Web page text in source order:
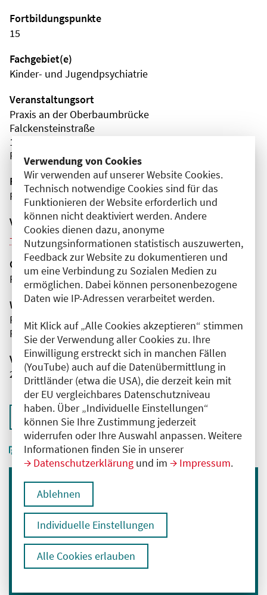
Verwendung von Cookies
Wir verwenden auf unserer Website Cookies.
Technisch notwendige Cookies sind für das
Funktionieren der Website erforderlich und
können nicht deaktiviert werden. Andere
Cookies dienen dazu, anonyme
Nutzungsinformationen statistisch auszuwerten,
Feedback zur Website zu dokumentieren und
um eine Verbindung zu Sozialen Medien zu
ermöglichen. Dabei können personenbezogene
Daten wie IP-Adressen verarbeitet werden.
Mit Klick auf „Alle Cookies akzeptieren“ stimmen
Sie der Verwendung aller Cookies zu. Ihre
Einwilligung erstreckt sich in manchen Fällen
(YouTube) auch auf die Datenübermittlung in
Drittländer (etwa die USA), die derzeit kein mit
der EU vergleichbares Datenschutzniveau
haben. Über „Individuelle Einstellungen“
können Sie Ihre Zustimmung jederzeit
widerrufen oder Ihre Auswahl anpassen. Weitere
Informationen finden Sie in unserer
Datenschutzerklärung und im Impressum.
Ablehnen
Individuelle Einstellungen
Alle Cookies erlauben
Fortbildungspunkte
15
Fachgebiet(e)
Kinder- und Jugendpsychiatrie
Veranstaltungsort
Praxis an der Oberbaumbrücke
Falckensteinstraße
10997 Berlin
Friedrichshain-Kreuzberg
Fortbildungsformat
Präsenz
Veranstaltungsreihe
Weitere Veranstaltungen dieser Reihe (5)
Organisator(en)
Praxis Paidion Berlin
Wissenschaftliche Leitung
Frau Dr. med. Annika Nietzel
Praxis Paidion Berlin
Veranstaltungsnummer
2761102026027940011
Zurück zur Übersicht
Immer informiert bleiben
Melden Sie sich für unseren Newsletter an:
E-Mail-Adresse eingeben